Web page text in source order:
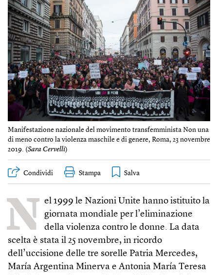
Manifestazione nazionale del movimento transfemminista Non una
di meno contro la violenza maschile e di genere, Roma, 23 novembre
2019. (Sara Cervelli)
Condividi Stampa
N el 1999 le Nazioni Unite hanno istituito la
giornata mondiale per l’eliminazione
della violenza contro le donne. La data
scelta è stata il 25 novembre, in ricordo
dell’uccisione delle tre sorelle Patria Mercedes,
María Argentina Minerva e Antonia María Teresa